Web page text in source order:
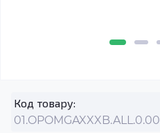
Код товару:
01.OPOMGAXXXB.ALL.0.00